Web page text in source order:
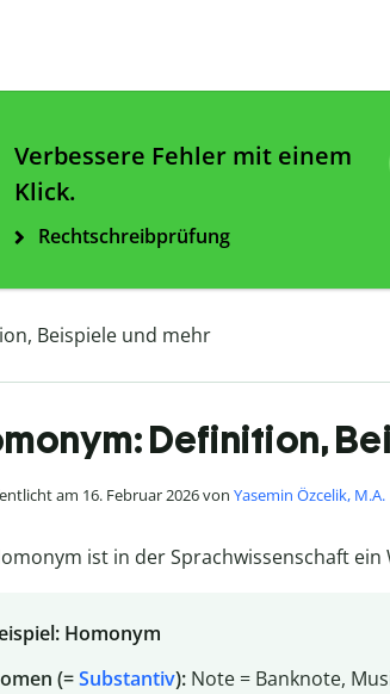
Verbessere Fehler mit einem
Klick.
Rechtschreibprüfung
Beispiele und mehr
Definition,
am 16. Februar 2026 von Yasemin Özcelik, M.A.
ist in der Sprachwissenschaft
Homonym
(=Substantiv): Note = Banknote,